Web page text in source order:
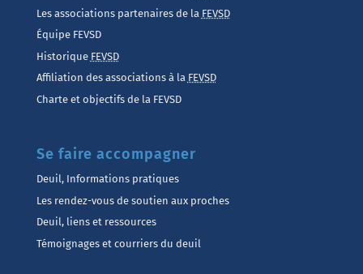
Les associations partenaires de la FEVSD
Équipe FEVSD
Historique FEVSD
Affiliation des associations à la FEVSD
Charte et objectifs de la FEVSD
Se faire accompagner
Deuil, Informations pratiques
Les rendez-vous de soutien aux proches
Deuil, liens et ressources
Témoignages et courriers du deuil